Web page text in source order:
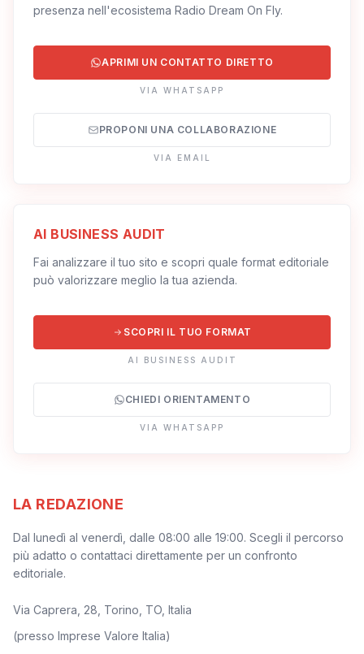
presenza nell'ecosistema Radio Dream On Fly.
APRIMI UN CONTATTO DIRETTO
VIA WHATSAPP
PROPONI UNA COLLABORAZIONE
VIA EMAIL
AI BUSINESS AUDIT
Fai analizzare il tuo sito e scopri quale format editoriale
può valorizzare meglio la tua azienda.
SCOPRI IL TUO FORMAT
AI BUSINESS AUDIT
CHIEDI ORIENTAMENTO
VIA WHATSAPP
LA REDAZIONE
Dal lunedì al venerdì, dalle 08:00 alle 19:00. Scegli il percorso
più adatto o contattaci direttamente per un confronto
editoriale.
Via Caprera, 28, Torino, TO, Italia
(presso Imprese Valore Italia)